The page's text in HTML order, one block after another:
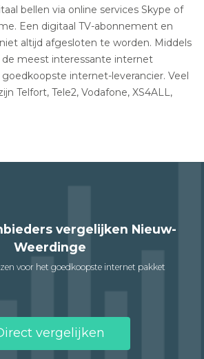
bellen via online services Skype of
Een digitaal TV-abonnement en
altijd afgesloten te worden. Middels
de meest interessante internet
internet-leverancier. Veel
Telfort, Tele2, Vodafone, XS4ALL,
vergelijken Nieuw-
Weerdinge
voor het goedkoopste internet pakket
vergelijken